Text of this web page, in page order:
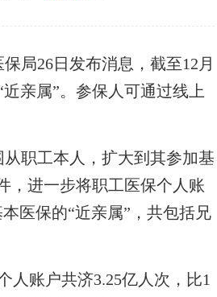
局26日发布消息，截至12月
亲属”。参保人可通过线上
职工本人，扩大到其参加基
，进一步将职工医保个人账
医保的“近亲属”，共包括兄
账户共济3.25亿人次，比1